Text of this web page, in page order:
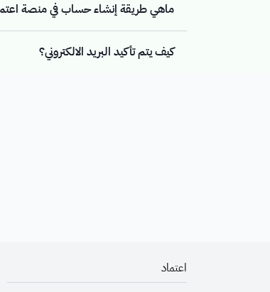
ماهي طريقة إنشاء حساب في منصة
كيف يتم تأكيد البريد الالكتروني؟
اعتماد